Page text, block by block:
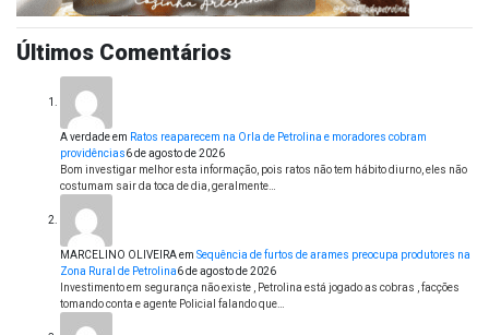
Últimos Comentários
A verdadeem Ratos reaparecem na Orla de Petrolina e moradores cobram
providências6 de agosto de 2026
Bom investigar melhor esta informação, pois ratos não tem hábito diurno, eles não
costumam sair da toca de dia, geralmente…
MARCELINO OLIVEIRAem Sequência de furtos de arames preocupa produtores na
Zona Rural de Petrolina6 de agosto de 2026
Investimento em segurança não existe , Petrolina está jogado as cobras , facções
tomando conta e agente Policial falando que…